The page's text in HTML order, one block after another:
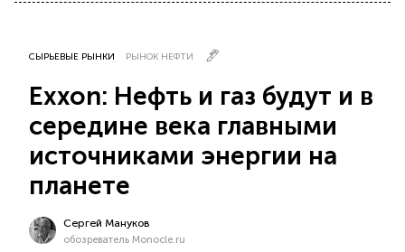
СЫРЬЕВЫЕ РЫНКИ РЫНОК НЕФТИ
Exxon: Нефть и газ будут и в
середине века главными
источниками энергии на
планете
Сергей Мануков
обозреватель Monocle.ru